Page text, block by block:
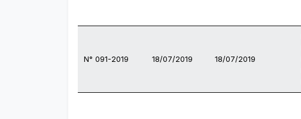
N° 091-2019 18/07/2019 18/07/2019